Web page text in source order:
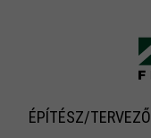
ÉPÍTÉSZ/TERVEZŐ